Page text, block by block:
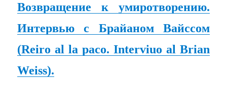
Возвращение к умиротворению.
Интервью с Брайаном Вайссом
(Reiro al la paco. Interviuo al Brian
Weiss).